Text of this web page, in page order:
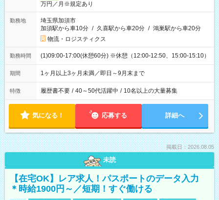
万円／月※規定あり
勤務地
埼玉県加須市
加須駅から車10分 / 久喜駅から車20分 / 鴻巣駅から車20分
物流・ロジスティクス
勤務時間 (1)09:00-17:00(休憩60分) ※休憩（12:00-12:50、15:00-15:10）
期間 1ヶ月以上3ヶ月未満／即日～9月末まで
特徴 履歴書不要 / 40～50代活躍中 / 10名以上の大量募集
気になる！ 応募する 詳細へ
掲載日：2026.08.05
未読
【在宅OK】レア求人！パスポートのデータ入力
＊時給1900円～／短期！すぐ働ける